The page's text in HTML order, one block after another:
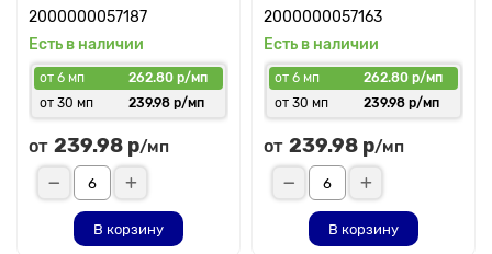
2000000057187
Есть в наличии
от 6 мп
262.80 р/мп
от 30 мп
239.98 р/мп
от 239.98 р/мп
В корзину
2000000057163
Есть в наличии
от 6 мп
262.80 р/мп
от 30 мп
239.98 р/мп
от 239.98 р/мп
В корзину